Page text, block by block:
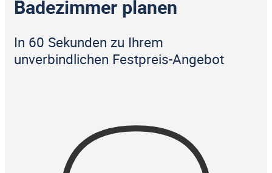
Badezimmer planen
In 60 Sekunden zu Ihrem
unverbindlichen Festpreis-Angebot